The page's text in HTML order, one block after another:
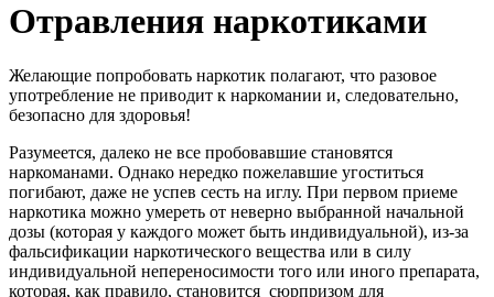
Отравления наркотиками
Желающие попробовать наркотик полагают, что разовое
употребление не приводит к наркомании и, следовательно,
безопасно для здоровья!
Разумеется, далеко не все пробовавшие становятся
наркоманами. Однако нередко пожелавшие угоститься
погибают, даже не успев сесть на иглу. При первом приеме
наркотика можно умереть от неверно выбранной начальной
дозы (которая у каждого может быть индивидуальной), из-за
фальсификации наркотического вещества или в силу
индивидуальной непереносимости того или иного препарата,
которая, как правило, становится сюрпризом для